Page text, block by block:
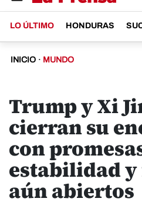
LO ÚLTIMO HONDURAS
INICIO · MUNDO
Trump y Xi
cierran su
con
estabilidad
aún abiertos